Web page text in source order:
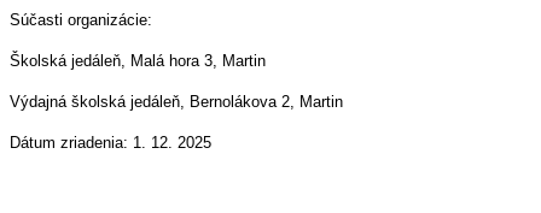
Súčasti organizácie:
Školská jedáleň, Malá hora 3, Martin
Výdajná školská jedáleň, Bernolákova 2, Martin
Dátum zriadenia: 1. 12. 2025